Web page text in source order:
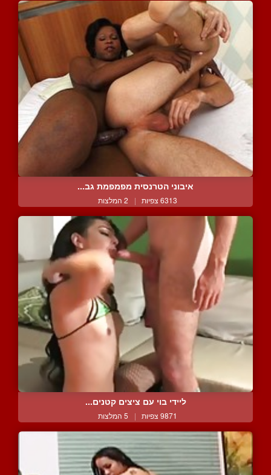
איבוני הטרנסית מפמפמת גב...
6313 צפיות | 2 המלצות
ליידי בוי עם ציצים קטנים...
9871 צפיות | 5 המלצות